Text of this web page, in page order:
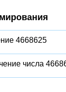
4668625
числа